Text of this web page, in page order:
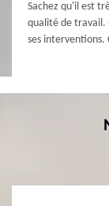
Sachez qu'il est
qualité de travail.
ses interventions.